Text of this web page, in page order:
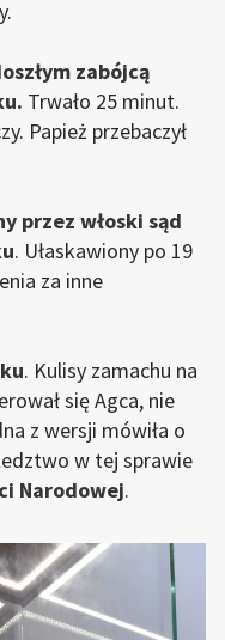
zabójcą
Trwało 25 minut.
Papież przebaczył
przez włoski sąd
. Ułaskawiony po 19
za inne
. Kulisy zamachu na
się Agca, nie
z wersji mówiła o
w tej sprawie
Narodowej.